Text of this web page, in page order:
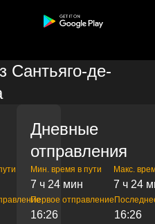
Сантьяго-де-
Дневные
отправления
Мин. время в пути
7 ч 24 мин
Макс.
7 ч 24
Первое отправление
16:26 16:26